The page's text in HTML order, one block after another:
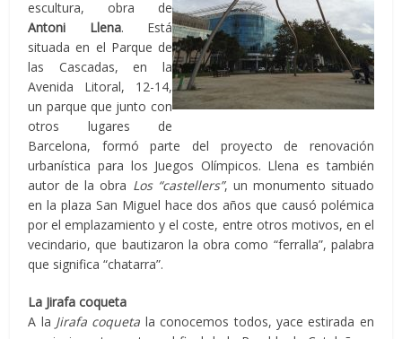
escultura, obra de
Antoni Llena. Está
situada en el Parque de
las Cascadas, en la
Avenida Litoral, 12-14,
un parque que junto con
otros lugares de
Barcelona, formó parte del proyecto de renovación
urbanística para los Juegos Olímpicos. Llena es también
autor de la obra Los “castellers”, un monumento situado
en la plaza San Miguel hace dos años que causó polémica
por el emplazamiento y el coste, entre otros motivos, en el
vecindario, que bautizaron la obra como “ferralla”, palabra
que significa “chatarra”.
La Jirafa coqueta
A la Jirafa coqueta la conocemos todos, yace estirada en